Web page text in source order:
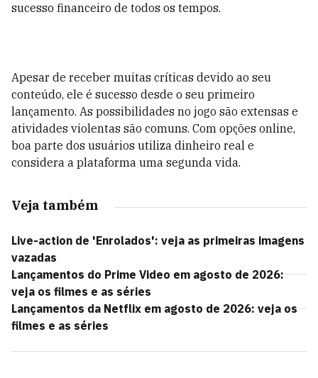
sucesso financeiro de todos os tempos.
Apesar de receber muitas críticas devido ao seu
conteúdo, ele é sucesso desde o seu primeiro
lançamento. As possibilidades no jogo são extensas e
atividades violentas são comuns. Com opções online,
boa parte dos usuários utiliza dinheiro real e
considera a plataforma uma segunda vida.
Veja também
Live-action de 'Enrolados': veja as primeiras imagens
vazadas
Lançamentos do Prime Video em agosto de 2026:
veja os filmes e as séries
Lançamentos da Netflix em agosto de 2026: veja os
filmes e as séries